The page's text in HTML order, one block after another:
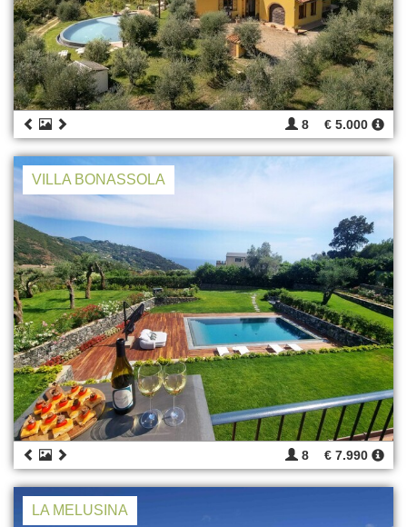
8 € 5.000
VILLA BONASSOLA
8 € 7.990
LA MELUSINA